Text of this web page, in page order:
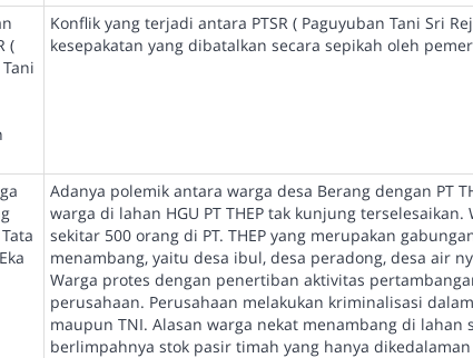
(
Konflik yang terjadi antara PTSR ( Paguyuban Tani Sri
kesepakatan yang dibatalkan secara sepikah oleh
Adanya polemik antara warga desa Berang dengan PT
warga di lahan HGU PT THEP tak kunjung
sekitar 500 orang di PT. THEP yang merupakan
menambang, yaitu desa ibul, desa peradong, desa air
Warga protes dengan penertiban aktivitas
perusahaan. Perusahaan melakukan kriminalisasi
maupun TNI. Alasan warga nekat menambang di lahan
berlimpahnya stok pasir timah yang hanya